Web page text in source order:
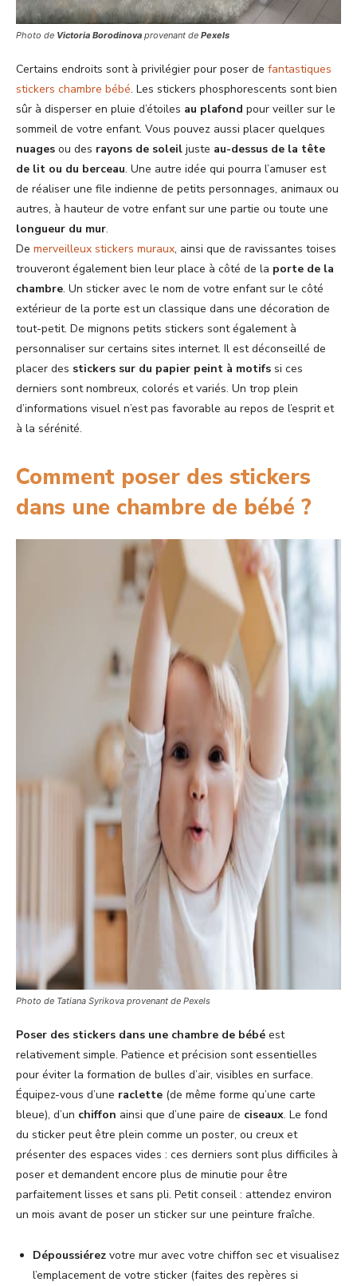
Photo de Victoria Borodinova provenant de Pexels
Certains endroits sont à privilégier pour poser de fantastiques
stickers chambre bébé. Les stickers phosphorescents sont bien
sûr à disperser en pluie d’étoiles au plafond pour veiller sur le
sommeil de votre enfant. Vous pouvez aussi placer quelques
nuages ou des rayons de soleil juste au-dessus de la tête
de lit ou du berceau. Une autre idée qui pourra l’amuser est
de réaliser une file indienne de petits personnages, animaux ou
autres, à hauteur de votre enfant sur une partie ou toute une
longueur du mur.
De merveilleux stickers muraux, ainsi que de ravissantes toises
trouveront également bien leur place à côté de la porte de la
chambre. Un sticker avec le nom de votre enfant sur le côté
extérieur de la porte est un classique dans une décoration de
tout-petit. De mignons petits stickers sont également à
personnaliser sur certains sites internet. Il est déconseillé de
placer des stickers sur du papier peint à motifs si ces
derniers sont nombreux, colorés et variés. Un trop plein
d’informations visuel n’est pas favorable au repos de l’esprit et
à la sérénité.
Comment poser des stickers
dans une chambre de bébé ?
Photo de Tatiana Syrikova provenant de Pexels
Poser des stickers dans une chambre de bébé est
relativement simple. Patience et précision sont essentielles
pour éviter la formation de bulles d’air, visibles en surface.
Équipez-vous d’une raclette (de même forme qu’une carte
bleue), d’un chiffon ainsi que d’une paire de ciseaux. Le fond
du sticker peut être plein comme un poster, ou creux et
présenter des espaces vides : ces derniers sont plus difficiles à
poser et demandent encore plus de minutie pour être
parfaitement lisses et sans pli. Petit conseil : attendez environ
un mois avant de poser un sticker sur une peinture fraîche.
Dépoussiérez votre mur avec votre chiffon sec et visualisez
l’emplacement de votre sticker (faites des repères si